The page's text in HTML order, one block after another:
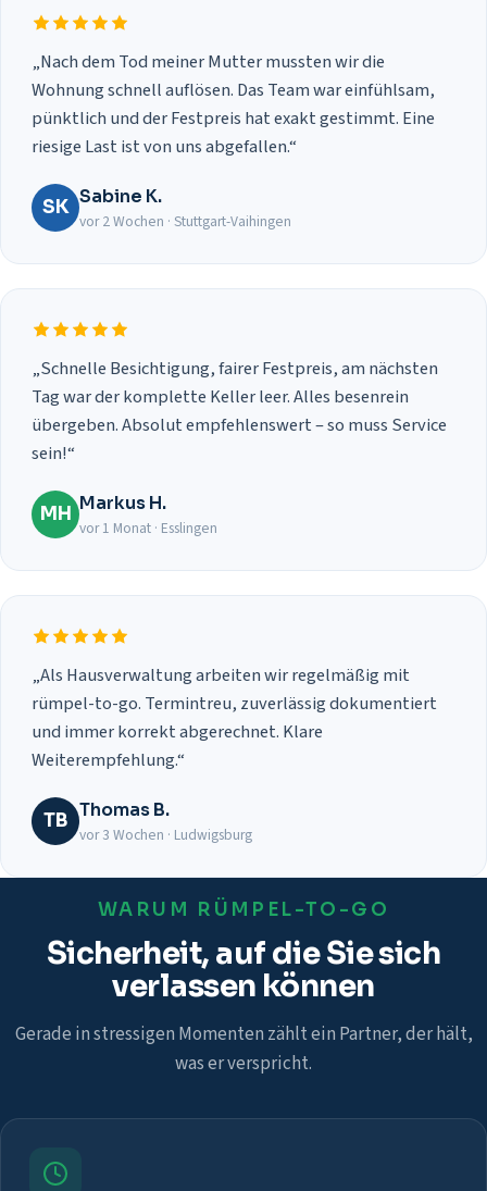
„Nach dem Tod meiner Mutter mussten wir die
Wohnung schnell auflösen. Das Team war einfühlsam,
pünktlich und der Festpreis hat exakt gestimmt. Eine
riesige Last ist von uns abgefallen.“
SK Sabine K.
vor 2 Wochen · Stuttgart-Vaihingen
„Schnelle Besichtigung, fairer Festpreis, am nächsten
Tag war der komplette Keller leer. Alles besenrein
übergeben. Absolut empfehlenswert – so muss Service
sein!“
MH Markus H.
vor 1 Monat · Esslingen
„Als Hausverwaltung arbeiten wir regelmäßig mit
rümpel-to-go. Termintreu, zuverlässig dokumentiert
und immer korrekt abgerechnet. Klare
Weiterempfehlung.“
TB Thomas B.
vor 3 Wochen · Ludwigsburg
WARUM RÜMPEL-TO-GO
Sicherheit, auf die Sie sich
verlassen können
Gerade in stressigen Momenten zählt ein Partner, der hält,
was er verspricht.